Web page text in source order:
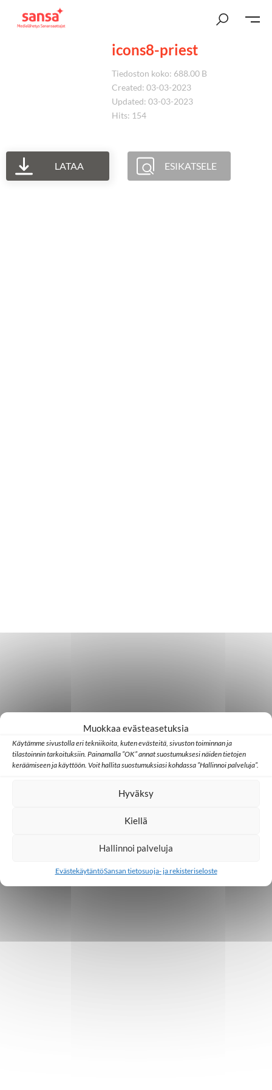
Muokkaa evästeasetuksia
Käytämme sivustolla eri tekniikoita, kuten evästeitä, sivuston toiminnan ja
tilastoinnin tarkoituksiin. Painamalla ”OK” annat suostumuksesi näiden tietojen
keräämiseen ja käyttöön. Voit hallita suostumuksiasi kohdassa ”Hallinnoi palveluja”.
Hyväksy
Kiellä
Hallinnoi palveluja
EvästekäytäntöSansan tietosuoja- ja rekisteriseloste
icons8-priest
Tiedoston koko: 688.00 B
Created: 03-03-2023
Updated: 03-03-2023
Hits: 154
LATAA ESIKATSELE